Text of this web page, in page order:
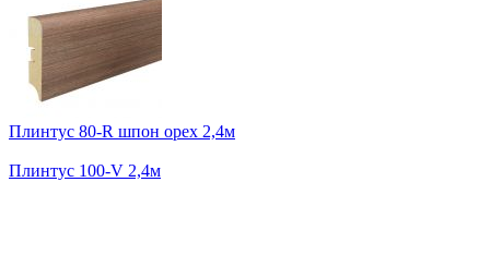
Плинтус 80-R шпон орех 2,4м
Плинтус 100-V 2,4м